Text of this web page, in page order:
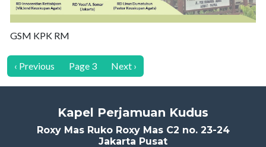
GSM KPK RM
Pagination
Previous page
‹ Previous Page 3 Next page
Next ›
Kapel Perjamuan Kudus
Roxy Mas Ruko Roxy Mas C2 no. 23-24
Jakarta Pusat